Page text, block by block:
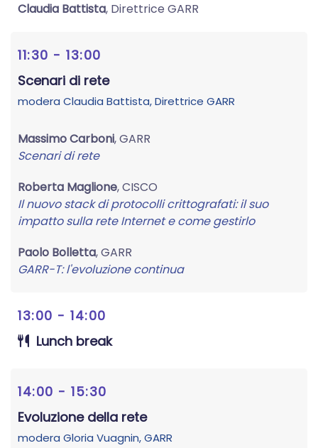
Claudia Battista, Direttrice GARR
11:30 - 13:00
Scenari di rete
modera Claudia Battista, Direttrice GARR
Massimo Carboni, GARR
Scenari di rete
Roberta Maglione, CISCO
Il nuovo stack di protocolli crittografati: il suo
impatto sulla rete Internet e come gestirlo
Paolo Bolletta, GARR
GARR-T: l'evoluzione continua
13:00 - 14:00
Lunch break
14:00 - 15:30
Evoluzione della rete
modera Gloria Vuagnin, GARR